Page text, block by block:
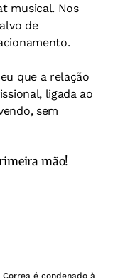
musical. Nos
de
que a relação
ligada ao
sem
mão!
é condenado à